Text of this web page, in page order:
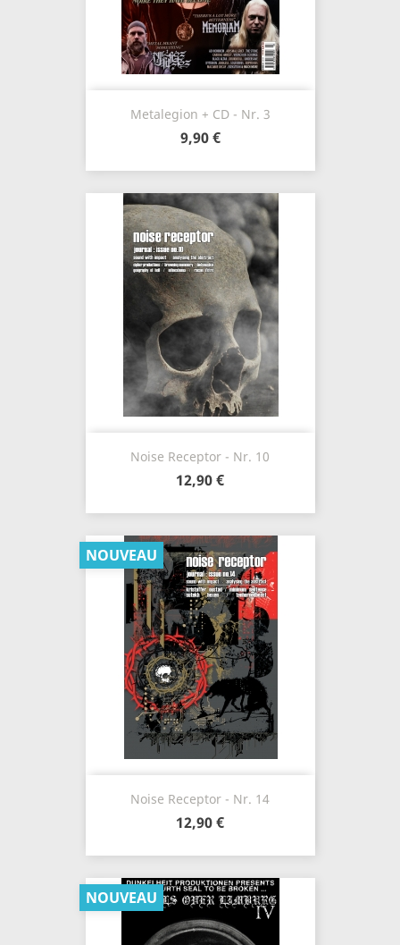
Metalegion + CD - Nr. 3
9,90 €
Noise Receptor - Nr. 10
12,90 €
Noise Receptor - Nr. 14
12,90 €
NOUVEAU
NOUVEAU